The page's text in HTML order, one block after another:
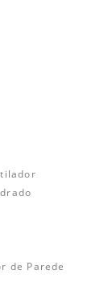
de Parede